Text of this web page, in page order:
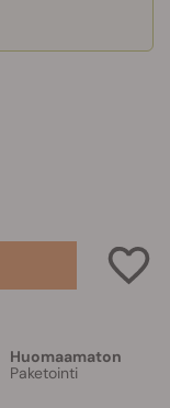
Huomaamaton
Paketointi